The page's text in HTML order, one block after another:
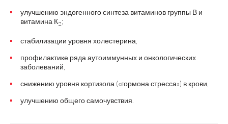
улучшению эндогенного синтеза витаминов группы В и
витамина К2;
стабилизации уровня холестерина,
профилактике ряда аутоиммунных и онкологических
заболеваний,
снижению уровня кортизола («гормона стресса») в крови,
улучшению общего самочувствия.